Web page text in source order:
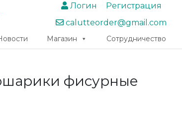
Логин
Регистрация
calutteorder@gmail.com
Магазин Сотрудничество
фисурные